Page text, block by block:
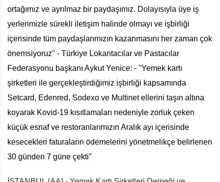
ortağımız ve ayrılmaz bir paydaşımız. Dolayısıyla üye iş
yerlerimizle sürekli iletişim halinde olmayı ve işbirliği
içerisinde tüm paydaşlarımızın kazanmasını her zaman çok
önemsiyoruz" - Türkiye Lokantacılar ve Pastacılar
Federasyonu başkanı Aykut Yenice: - "Yemek kartı
şirketleri ile gerçekleştirdiğimiz işbirliği kapsamında
Setcard, Edenred, Sodexo ve Multinet ellerini taşın altına
koyarak Kovid-19 kısıtlamaları nedeniyle zorluk çeken
küçük esnaf ve restoranlarımızın Aralık ayı içerisinde
kesecekleri faturaların ödemelerini yönetmelikçe belirlenen
30 günden 7 güne çekti"